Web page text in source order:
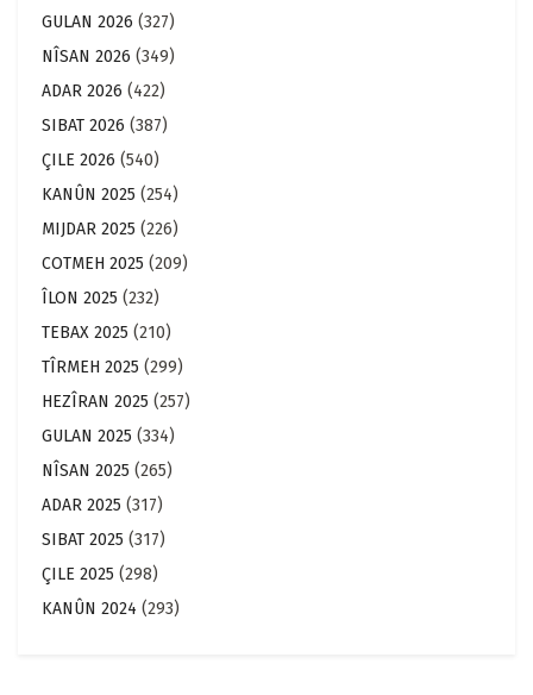
GULAN 2026 (327)
NÎSAN 2026 (349)
ADAR 2026 (422)
SIBAT 2026 (387)
ÇILE 2026 (540)
KANÛN 2025 (254)
MIJDAR 2025 (226)
COTMEH 2025 (209)
ÎLON 2025 (232)
TEBAX 2025 (210)
TÎRMEH 2025 (299)
HEZÎRAN 2025 (257)
GULAN 2025 (334)
NÎSAN 2025 (265)
ADAR 2025 (317)
SIBAT 2025 (317)
ÇILE 2025 (298)
KANÛN 2024 (293)